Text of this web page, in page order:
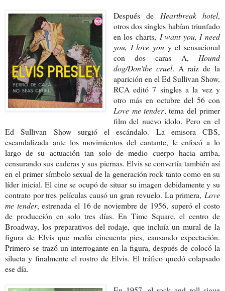
Después de Heartbreak hotel,
otros dos singles habían triunfado
en los charts, I want you, I need
you, I love youy el sensacional
con dos caras A, Hound
dog/Don'tbe cruel. A raíz de la
aparición en el Ed Sullivan Show,
RCA editó 7 singles a la vez y
otro más en octubre del 56 con
Love me tender, tema del primer
film del nuevo ídolo. Pero en el
Ed Sullivan Show surgió el escándalo. La emisora CBS,
escandalizada ante los movimientos del cantante, le enfocó a lo
largo de su actuación tan solo de medio cuerpo hacia arriba,
censurando sus caderas y sus piernas. Elvis se convertía también así
en el primer símbolo sexual de la generación rock tanto como en su
líder inicial. El cine se ocupó de situar su imagen debidamente y su
contrato por tres películas causó un gran revuelo. La primera, Love
me tender, estrenada el 16 de noviembre de 1956, superó el costo
de producción en solo tres días. En Time Square, el centro de
Broadway, los preparativos del rodaje, que incluía un mural de la
figura de Elvis que medía cincuenta pies, causando expectación.
Primero se trazó un interrogante en la figura, después de colocó la
silueta y finalmente el rostro de Elvis. El tráfico quedó colapsado
ese día.